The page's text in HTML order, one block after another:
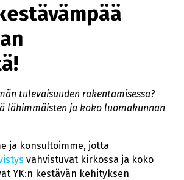
tulevaisuuden rakentamisessa?
lähimmäisten ja koko luomakunnan
ja konsultoimme, jotta
vahvistuvat kirkossa ja koko
YK:n kestävän kehityksen